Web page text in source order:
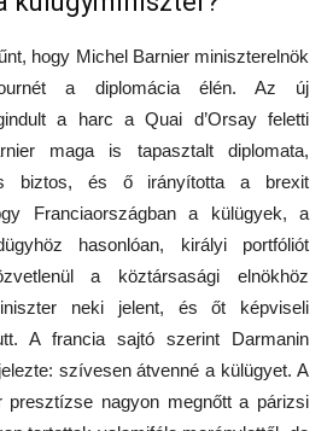
hogy Michel Barnier miniszterelnök
a diplomácia élén. Az új
a harc a Quai d’Orsay feletti
maga is tapasztalt diplomata,
biztos, és ő irányította a brexit
Franciaországban a külügyek, a
hasonlóan, királyi portfóliót
a köztársasági elnökhöz
neki jelent, és őt képviseli
A francia sajtó szerint Darmanin
szívesen átvenné a külügyet. A
presztízse nagyon megnőtt a párizsi